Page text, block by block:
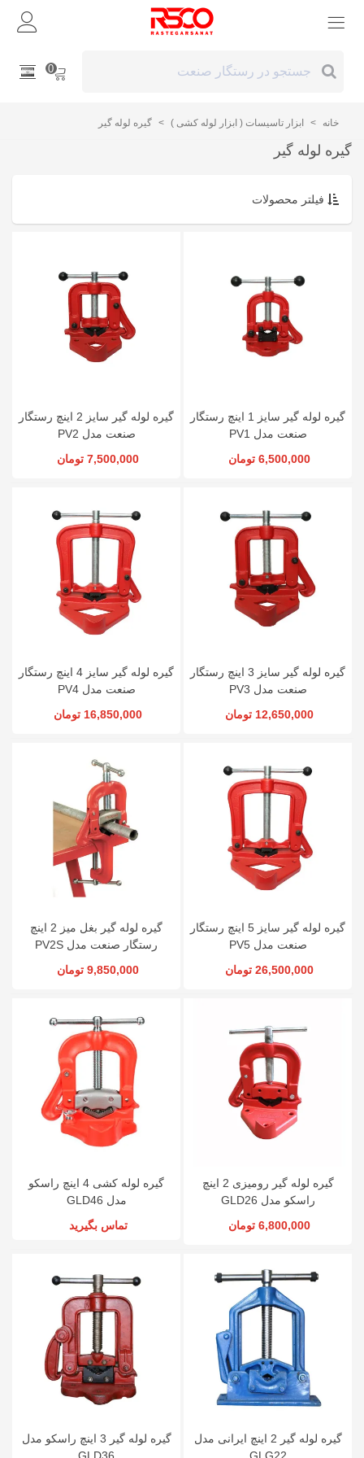
0
خانه > ابزار تاسیسات ( ابزار لوله کشی ) > گیره لوله گیر
گیره لوله گیر
فیلتر محصولات
گیره لوله گیر سایز 1 اینچ رستگار
صنعت مدل PV1
6,500,000 تومان
گیره لوله گیر سایز 2 اینچ رستگار
صنعت مدل PV2
7,500,000 تومان
گیره لوله گیر سایز 3 اینچ رستگار
صنعت مدل PV3
12,650,000 تومان
گیره لوله گیر سایز 4 اینچ رستگار
صنعت مدل PV4
16,850,000 تومان
گیره لوله گیر سایز 5 اینچ رستگار
صنعت مدل PV5
26,500,000 تومان
گیره لوله گیر بغل میز 2 اینچ
رستگار صنعت مدل PV2S
9,850,000 تومان
گیره لوله گیر رومیزی 2 اینچ
راسکو مدل GLD26
6,800,000 تومان
گیره لوله کشی 4 اینچ راسکو
مدل GLD46
تماس بگیرید
گیره لوله گیر 2 اینچ ایرانی مدل
GLG22
گیره لوله گیر 3 اینچ راسکو مدل
GLD36